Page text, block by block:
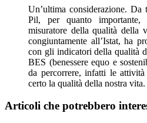
Un’ultima considerazione. Da
Pil, per quanto
misuratore della qualità della
congiuntamente all’Istat, ha
con gli indicatori della qualità
BES (benessere equo e
da percorrere, infatti le
certo la qualità della nostra vita.
Articoli che potrebbero